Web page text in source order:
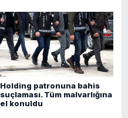
Holding patronuna bahis
suçlaması. Tüm malvarlığına
el konuldu